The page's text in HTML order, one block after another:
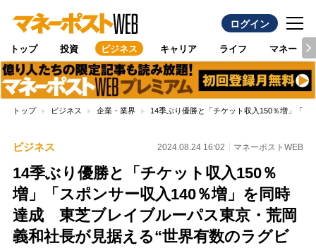
ログイン
トップ 投資 ビジネス キャリア ライフ マネー
トップ ビジネス 企業・業界 14季ぶり優勝と「チケット収入150％増」「
ビジネス 2024.08.24 16:02 マネーポストWEB
14季ぶり優勝と「チケット収入150％
増」「スポンサー収入140％増」を同時
達成 東芝ブレイブルーパス東京・荒岡
義和社長が見据える“世界有数のラグビ